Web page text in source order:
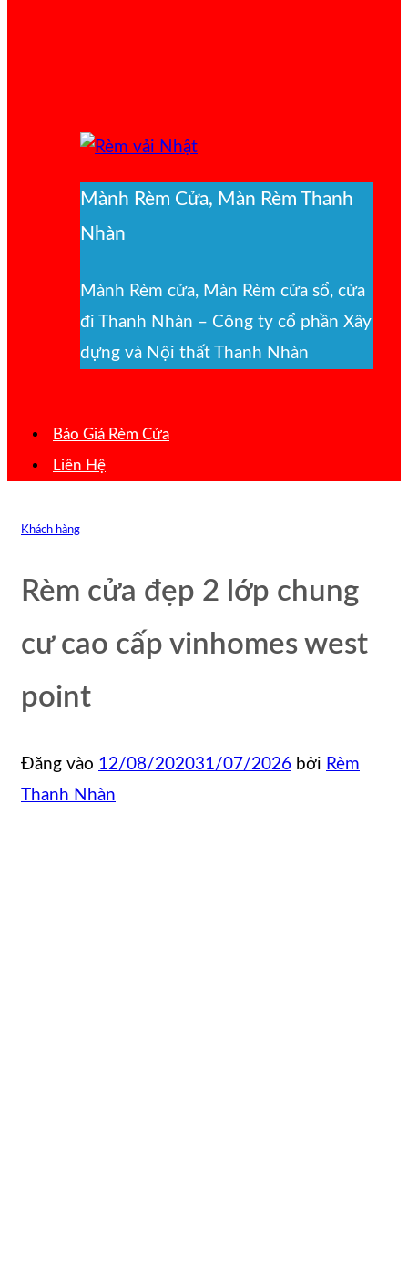
Mành Rèm Cửa, Màn Rèm Thanh
Nhàn
Mành Rèm cửa, Màn Rèm cửa sổ, cửa
đi Thanh Nhàn – Công ty cổ phần Xây
dựng và Nội thất Thanh Nhàn
Báo Giá Rèm Cửa
Liên Hệ
Khách hàng
Rèm cửa đẹp 2 lớp chung
cư cao cấp vinhomes west
point
Đăng vào 12/08/202031/07/2026 bởi Rèm
Thanh Nhàn